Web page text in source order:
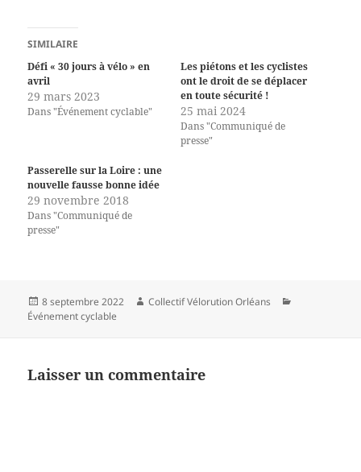
SIMILAIRE
Défi « 30 jours à vélo » en
avril
29 mars 2023
Dans "Événement cyclable"
Les piétons et les cyclistes
ont le droit de se déplacer
en toute sécurité !
25 mai 2024
Dans "Communiqué de
presse"
Passerelle sur la Loire : une
nouvelle fausse bonne idée
29 novembre 2018
Dans "Communiqué de
presse"
Publié
le
8 septembre 2022 Auteur
Collectif Vélorution Orléans
Événement cyclable
Laisser un commentaire